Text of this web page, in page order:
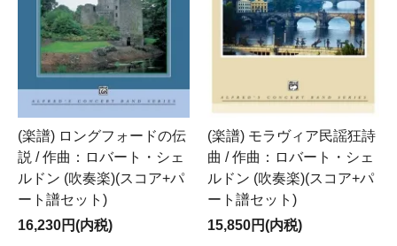
(楽譜) ロングフォードの伝
説 / 作曲：ロバート・シェ
ルドン (吹奏楽)(スコア+パ
ート譜セット)
16,230円(内税)
(楽譜) モラヴィア民謡狂詩
曲 / 作曲：ロバート・シェ
ルドン (吹奏楽)(スコア+パ
ート譜セット)
15,850円(内税)